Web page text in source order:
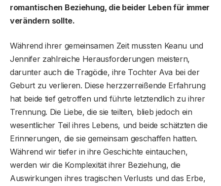
romantischen Beziehung, die beider Leben für immer
verändern sollte.
Während ihrer gemeinsamen Zeit mussten Keanu und
Jennifer zahlreiche Herausforderungen meistern,
darunter auch die Tragödie, ihre Tochter Ava bei der
Geburt zu verlieren. Diese herzzerreißende Erfahrung
hat beide tief getroffen und führte letztendlich zu ihrer
Trennung. Die Liebe, die sie teilten, blieb jedoch ein
wesentlicher Teil ihres Lebens, und beide schätzten die
Erinnerungen, die sie gemeinsam geschaffen hatten.
Während wir tiefer in ihre Geschichte eintauchen,
werden wir die Komplexität ihrer Beziehung, die
Auswirkungen ihres tragischen Verlusts und das Erbe,